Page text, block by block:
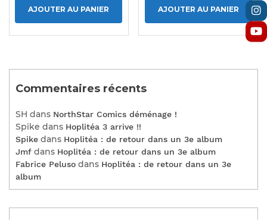
AJOUTER AU PANIER AJOUTER AU PANIER
Commentaires récents
SH dans NorthStar Comics déménage !
Spike dans Hoplitéa 3 arrive !!
Spike dans Hoplitéa : de retour dans un 3e album
Jmf dans Hoplitéa : de retour dans un 3e album
Fabrice Peluso dans Hoplitéa : de retour dans un 3e
album